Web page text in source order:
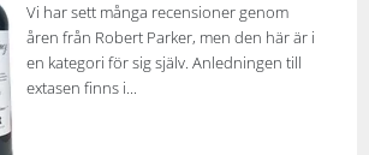
Vi har sett många recensioner genom
åren från Robert Parker, men den här är i
en kategori för sig själv. Anledningen till
extasen finns i...